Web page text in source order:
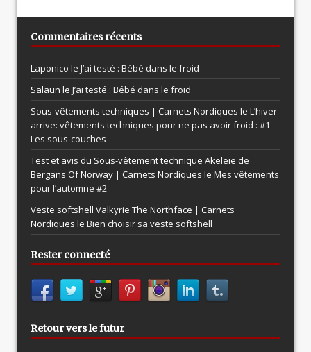
Commentaires récents
Laponico le J’ai testé : Bébé dans le froid
Salaun le J’ai testé : Bébé dans le froid
Sous-vêtements techniques | Carnets Nordiques le L’hiver
arrive: vêtements techniques pour ne pas avoir froid : #1
Les sous-couches
Test et avis du Sous-vêtement technique Akeleie de
Bergans Of Norway | Carnets Nordiques le Mes vêtements
pour l’automne #2
Veste softshell Valkyrie The Northface | Carnets
Nordiques le Bien choisir sa veste softshell
Rester connecté
Retour vers le futur